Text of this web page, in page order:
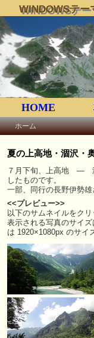
WINDOWSテー
HOME 本
ホーム
夏の上高地・涸沢・
７月下旬、上高地 ―
したものです。
一部、同行の長野伊勢雄
<<プレビュー>>
以下のサムネイルをク
表示される写真のサイ
は 1920×1080px のサイ